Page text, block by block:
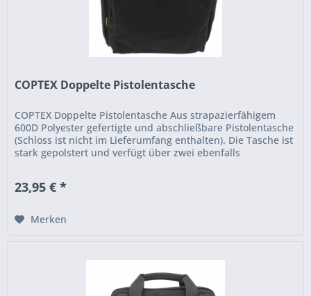
COPTEX Doppelte Pistolentasche
COPTEX Doppelte Pistolentasche Aus strapazierfähigem
600D Polyester gefertigte und abschließbare Pistolentasche
(Schloss ist nicht im Lieferumfang enthalten). Die Tasche ist
stark gepolstert und verfügt über zwei ebenfalls
23,95 € *
Merken